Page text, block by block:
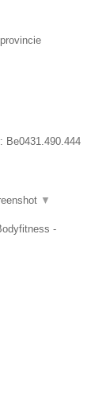
Be0431.490.444
▼
-